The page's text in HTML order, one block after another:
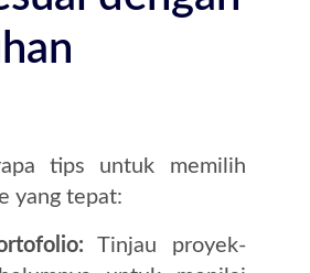
tips untuk memilih
yang tepat:
Tinjau proyek-